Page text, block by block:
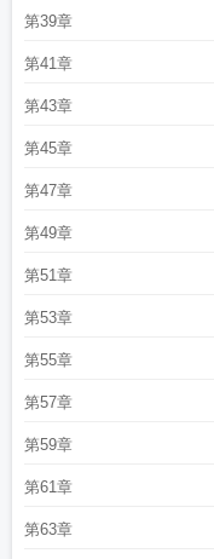
第39章
第41章
第43章
第45章
第47章
第49章
第51章
第53章
第55章
第57章
第59章
第61章
第63章